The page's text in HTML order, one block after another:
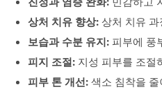
상처 치유 향상:상처 치유 과
보습과 수분 유지:피부에 풍
피지 조절:지성 피부를 조절
피부 톤 개선:색소 침착을 줄